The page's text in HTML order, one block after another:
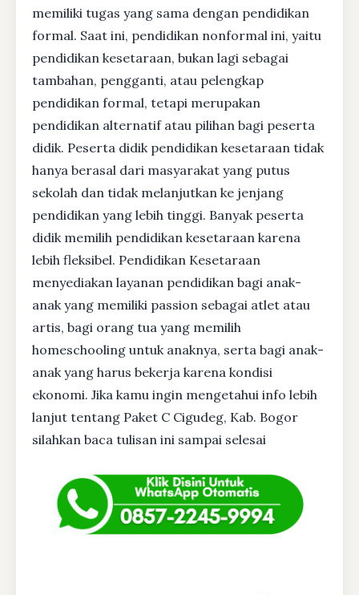
memiliki tugas yang sama dengan pendidikan
formal. Saat ini, pendidikan nonformal ini, yaitu
pendidikan kesetaraan, bukan lagi sebagai
tambahan, pengganti, atau pelengkap
pendidikan formal, tetapi merupakan
pendidikan alternatif atau pilihan bagi peserta
didik. Peserta didik pendidikan kesetaraan tidak
hanya berasal dari masyarakat yang putus
sekolah dan tidak melanjutkan ke jenjang
pendidikan yang lebih tinggi. Banyak peserta
didik memilih pendidikan kesetaraan karena
lebih fleksibel. Pendidikan Kesetaraan
menyediakan layanan pendidikan bagi anak-
anak yang memiliki passion sebagai atlet atau
artis, bagi orang tua yang memilih
homeschooling untuk anaknya, serta bagi anak-
anak yang harus bekerja karena kondisi
ekonomi. Jika kamu ingin mengetahui info lebih
lanjut tentang Paket C Cigudeg, Kab. Bogor
silahkan baca tulisan ini sampai selesai